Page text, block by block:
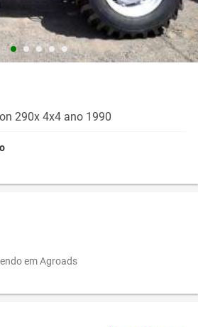
290x 4x4 ano 1990
em Agroads